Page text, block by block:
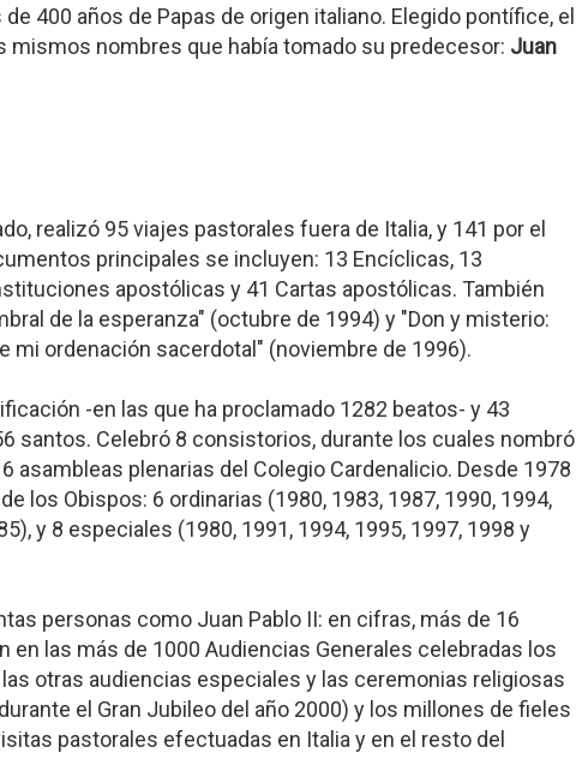
400 años de Papas de origen italiano. Elegido pontífice, el
mismos nombres que había tomado su predecesor: Juan
realizó 95 viajes pastorales fuera de Italia, y 141 por el
principales se incluyen: 13 Encíclicas, 13
apostólicas y 41 Cartas apostólicas. También
de la esperanza" (octubre de 1994) y "Don y misterio:
mi ordenación sacerdotal" (noviembre de 1996).
-en las que ha proclamado 1282 beatos- y 43
santos. Celebró 8 consistorios, durante los cuales nombró
asambleas plenarias del Colegio Cardenalicio. Desde 1978
los Obispos: 6 ordinarias (1980, 1983, 1987, 1990, 1994,
y 8 especiales (1980, 1991, 1994, 1995, 1997, 1998 y
personas como Juan Pablo II: en cifras, más de 16
en las más de 1000 Audiencias Generales celebradas los
otras audiencias especiales y las ceremonias religiosas
el Gran Jubileo del año 2000) y los millones de fieles
pastorales efectuadas en Italia y en el resto del